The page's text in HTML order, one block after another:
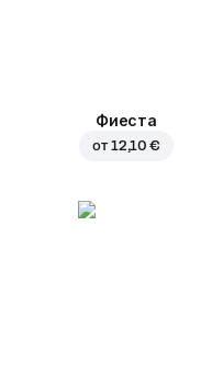
Фиеста
от 12,10 €